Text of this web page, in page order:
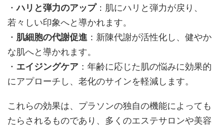
・ハリと弾力のアップ：肌にハリと弾力が戻り、
若々しい印象へと導かれます。
・ 肌細胞の代謝促進 ：新陳代謝が活性化し、健やか
な肌へと導かれます。
・ エイジングケア ：年齢に応じた肌の悩みに効果的
にアプローチし、老化のサインを軽減します。
これらの効果は、プラソンの独自の機能によっても
たらされるものであり、多くのエステサロンや美容